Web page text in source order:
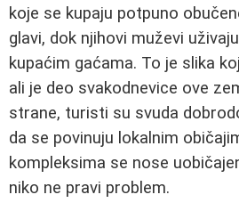
koje se kupaju potpuno
glavi, dok njihovi muževi
kupaćim gaćama. To je slika
ali je deo svakodnevice ove
strane, turisti su svuda
da se povinuju lokalnim
kompleksima se nose
niko ne pravi problem.